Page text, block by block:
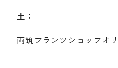
土：
両筑プランツショップオ